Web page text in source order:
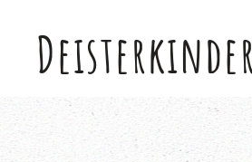
Skip to main content
Deisterkinder